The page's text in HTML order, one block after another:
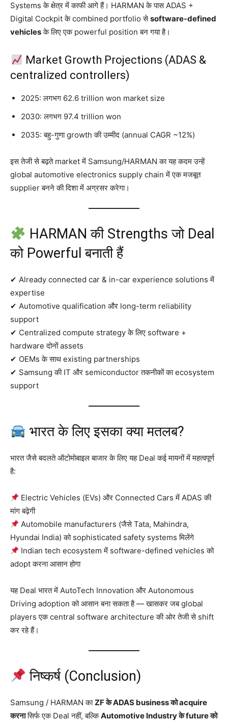
Systems के क्षेत्र में काफी आगे हैं। HARMAN के पास ADAS +
Digital Cockpit के combined portfolio सेsoftware-defined
vehiclesके लिए एक powerful position बन गया है।
Market Growth Projections (ADAS &
centralized controllers)
2025: लगभग 62.6 trillion won market size
2030: लगभग 97.4 trillion won
2035: बहु-गुणा growth की उम्मीद (annual CAGR ~12%)
इस तेजी से बढ़ते market में Samsung/HARMAN का यह कदम उन्हें
global automotive electronics supply chain में एक मजबूत
supplier बनने की दिशा में अग्रसर करेगा।
HARMAN की Strengths जो Deal
को Powerful बनाती हैं
✔ Already connected car & in-car experience solutions में
expertise
✔ Automotive qualification और long-term reliability
support
✔ Centralized compute strategy के लिए software +
hardware दोनों assets
✔ OEMs के साथ existing partnerships
✔ Samsung की IT और semiconductor तकनीकों का ecosystem
support
भारत के लिए इसका क्या मतलब?
भारत जैसे बदलते ऑटोमोबाइल बाजार के लिए यह Deal कई मायनों में महत्वपूर्ण
है:
Electric Vehicles (EVs) और Connected Cars में ADAS की
मांग बढ़ेगी
Automobile manufacturers (जैसे Tata, Mahindra,
Hyundai India) को sophisticated safety systems मिलेंगे
Indian tech ecosystem में software-defined vehicles को
adopt करना आसान होगा
यह Deal भारत में AutoTech Innovation और Autonomous
Driving adoption को आसान बना सकता है — खासकर जब global
players एक central software architecture की ओर तेजी से shift
कर रहे हैं।
निष्कर्ष (Conclusion)
Samsung / HARMAN काZF के ADAS business को acquire
करनासिर्फ एक Deal नहीं, बल्किAutomotive Industry के future को